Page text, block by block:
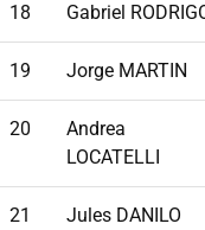
18 Gabriel
19 Jorge MARTIN
20
Andrea
LOCATELLI
21 Jules DANILO